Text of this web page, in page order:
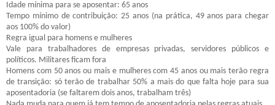
Idade mínima para se aposentar: 65 anos
Tempo mínimo de contribuição: 25 anos (na prática, 49 anos para chegar
aos 100% do valor)
Regra igual para homens e mulheres
Vale para trabalhadores de empresas privadas, servidores públicos e
políticos. Militares ficam fora
Homens com 50 anos ou mais e mulheres com 45 anos ou mais terão regra
de transição: só terão de trabalhar 50% a mais do que falta hoje para sua
aposentadoria (se faltarem dois anos, trabalham três)